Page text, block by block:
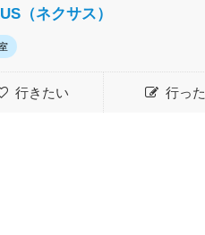
（ネクサス）
行きたい 行った